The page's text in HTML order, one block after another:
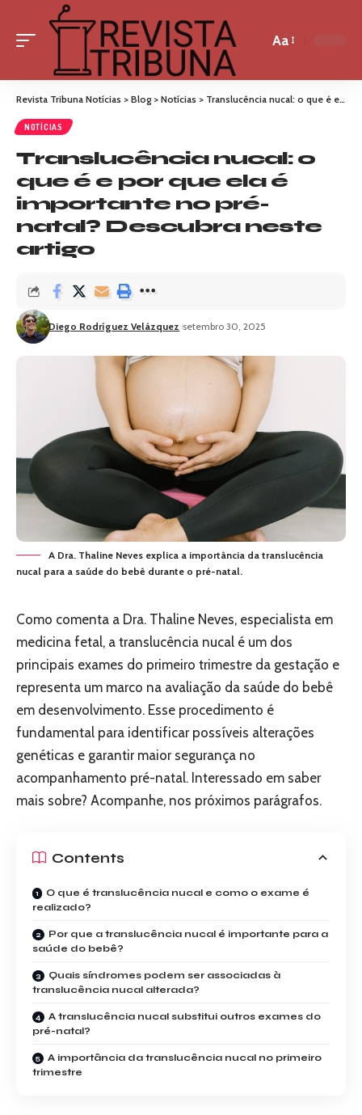
Aa
Revista Tribuna Notícias > Blog> Notícias > Translucência nucal: o que é e por que ela é importante no pré-natal? Descubra neste artigo
NOTÍCIAS
Translucência nucal: o
que é e por que ela é
importante no pré-
natal? Descubra neste
artigo
Diego Rodríguez Velázquez setembro 30, 2025
A Dra. Thaline Neves explica a importância da translucência
nucal para a saúde do bebê durante o pré-natal.
Como comenta a Dra. Thaline Neves, especialista em
medicina fetal, a translucência nucal é um dos
principais exames do primeiro trimestre da gestação e
representa um marco na avaliação da saúde do bebê
em desenvolvimento. Esse procedimento é
fundamental para identificar possíveis alterações
genéticas e garantir maior segurança no
acompanhamento pré-natal. Interessado em saber
mais sobre? Acompanhe, nos próximos parágrafos.
Contents
O que é translucência nucal e como o exame é
realizado?
Por que a translucência nucal é importante para a
saúde do bebê?
Quais síndromes podem ser associadas à
translucência nucal alterada?
A translucência nucal substitui outros exames do
pré-natal?
A importância da translucência nucal no primeiro
trimestre